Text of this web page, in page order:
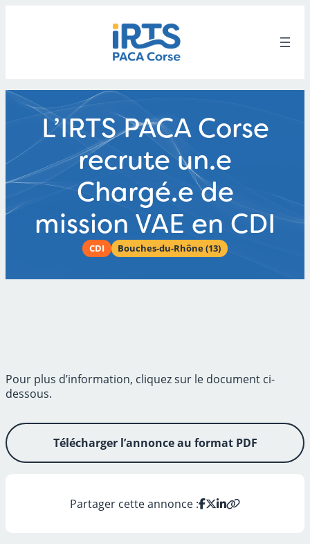
L’IRTS PACA Corse
recrute un.e
Chargé.e de
mission VAE en CDI
CDI Bouches-du-Rhône (13)
Pour plus d’information, cliquez sur le document ci-
dessous.
Télécharger l’annonce au format PDF
Partager cette annonce :